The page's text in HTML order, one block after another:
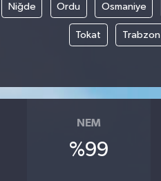
Niğde Ordu Osmaniye
Tokat Trabzon
NEM
%99